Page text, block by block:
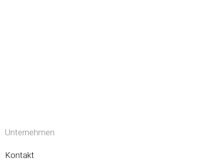
Unternehmen
Kontakt